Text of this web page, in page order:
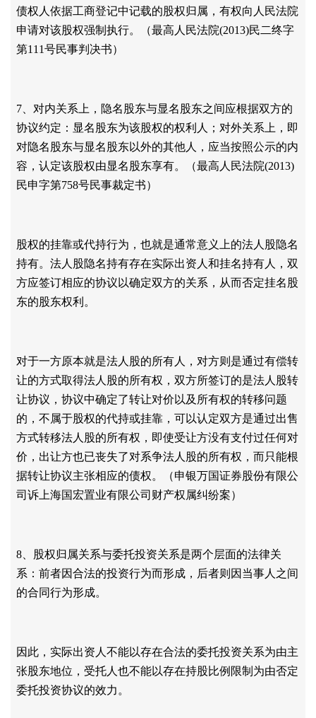
债权人依据工商登记中记载的股权归属，有权向人民法院
申请对该股权强制执行。（最高人民法院(2013)民二终字
第111号民事判决书）
7、对内关系上，隐名股东与显名股东之间应根据双方的
协议约定：显名股东为该股权的权利人；对外关系上，即
对隐名股东与显名股东以外的其他人，应当按照公示的内
容，认定该股权由显名股东享有。（最高人民法院(2013)
民申字第758号民事裁定书）
股权的挂靠或代持行为，也就是通常意义上的法人股隐名
持有。法人股隐名持有存在实际出资人和挂名持有人，双
方应签订相应的协议以确定双方的关系，从而否定挂名股
东的股东权利。
对于一方原本就是法人股的所有人，对方则是通过有偿转
让的方式取得法人股的所有权，双方所签订的是法人股转
让协议，协议中确定了转让对价以及所有权的转移问题
的，不属于股权的代持或挂靠，可以认定双方是通过出售
方式转移法人股的所有权，即使受让方没有支付过任何对
价，出让方也已丧失了对系争法人股的所有权，而只能根
据转让协议主张相应的债权。（申银万国证券股份有限公
司诉上海国宏置业有限公司财产权属纠纷案）
8、股权归属关系与委托投资关系是两个层面的法律关
系：前者因合法的投资行为而形成，后者则因当事人之间
的合同行为形成。
因此，实际出资人不能以存在合法的委托投资关系为由主
张股东地位，受托人也不能以存在持股比例限制为由否定
委托投资协议的效力。